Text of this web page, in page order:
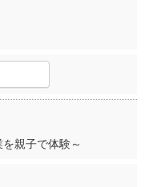
親子で体験～